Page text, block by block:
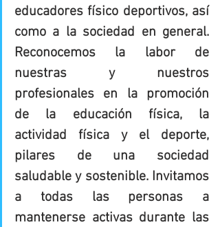
educadores físico deportivos, así
como a la sociedad en general.
Reconocemos la labor de
nuestras y nuestros
profesionales en la promoción
de la educación física, la
actividad física y el deporte,
pilares de una sociedad
saludable y sostenible. Invitamos
a todas las personas a
mantenerse activas durante las